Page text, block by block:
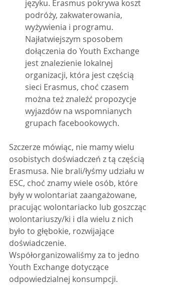
języku. Erasmus pokrywa koszt
podróży, zakwaterowania,
wyżywienia i programu.
Najłatwiejszym sposobem
dołączenia do Youth Exchange
jest znalezienie lokalnej
organizacji, która jest częścią
sieci Erasmus, choć czasem
można też znaleźć propozycje
wyjazdów na wspomnianych
grupach facebookowych.
Szczerze mówiąc, nie mamy wielu
osobistych doświadczeń z tą częścią
Erasmusa. Nie brali/łyśmy udziału w
ESC, choć znamy wiele osób, które
były w wolontariat zaangażowane,
pracując wolontariacko lub goszcząc
wolontariuszy/ki i dla wielu z nich
było to głębokie, rozwijające
doświadczenie.
Współorganizowaliśmy za to jedno
Youth Exchange dotyczące
odpowiedzialnej konsumpcji.